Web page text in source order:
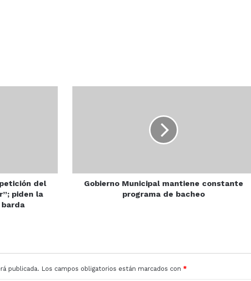
del
piden la
Gobierno Municipal mantiene constante
programa de bacheo
publicada. Los campos obligatorios están marcados con *